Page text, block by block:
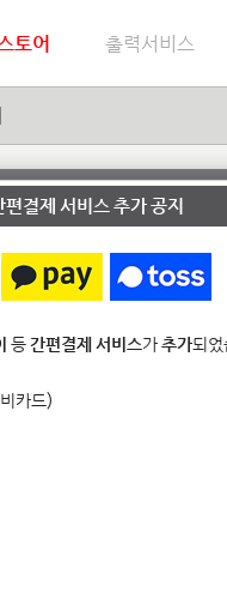
토어 출력서비스
1:1 문
결제 서비스 추가 공지
등간편결제 서비스가추가되
카드)